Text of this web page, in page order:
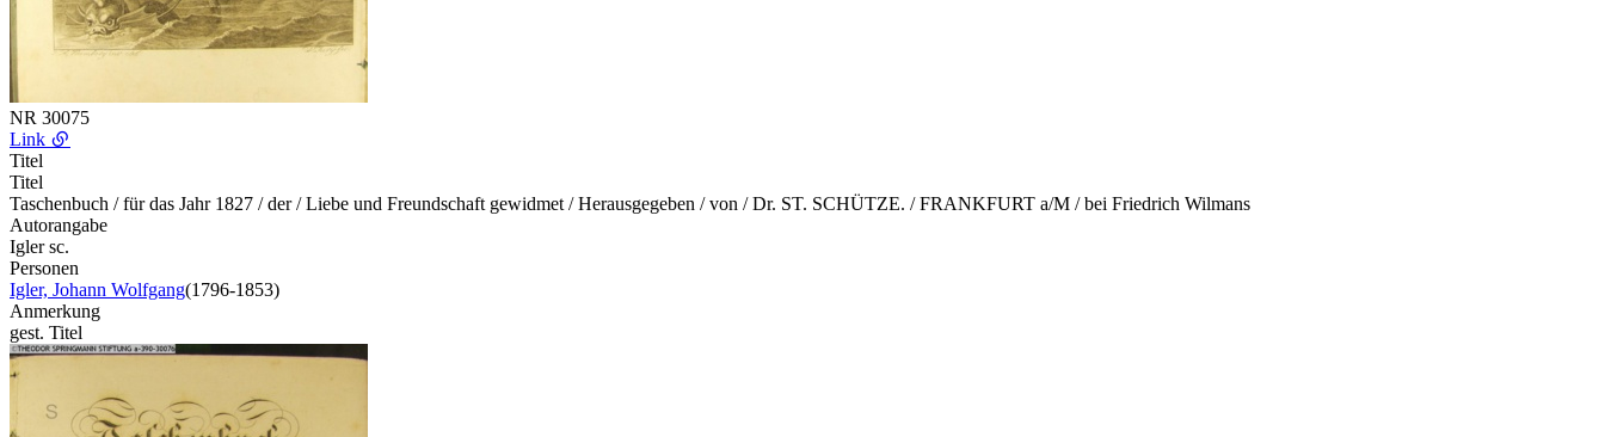
NR 30075
Link
Titel
Titel
Taschenbuch / für das Jahr 1827 / der / Liebe und Freundschaft gewidmet / Herausgegeben / von / Dr. ST. SCHÜTZE. / FRANKFURT a/M / bei Friedrich Wilmans
Autorangabe
Igler sc.
Personen
Igler, Johann Wolfgang(1796-1853)
Anmerkung
gest. Titel